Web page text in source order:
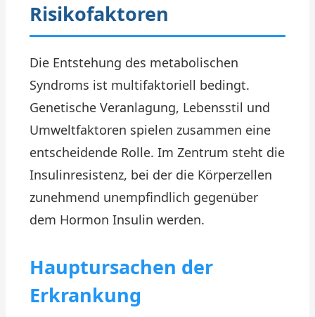
Risikofaktoren
Die Entstehung des metabolischen
Syndroms ist multifaktoriell bedingt.
Genetische Veranlagung, Lebensstil und
Umweltfaktoren spielen zusammen eine
entscheidende Rolle. Im Zentrum steht die
Insulinresistenz, bei der die Körperzellen
zunehmend unempfindlich gegenüber
dem Hormon Insulin werden.
Hauptursachen der
Erkrankung